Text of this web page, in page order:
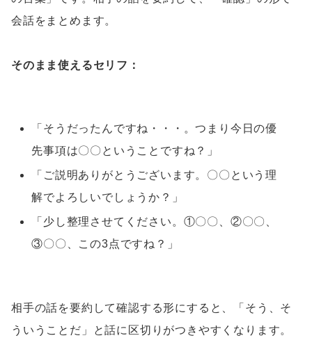
会話をまとめます。
そのまま使えるセリフ：
「そうだったんですね・・・。つまり今日の優
先事項は〇〇ということですね？」
「ご説明ありがとうございます。〇〇という理
解でよろしいでしょうか？」
「少し整理させてください。①〇〇、②〇〇、
③〇〇、この3点ですね？」
相手の話を要約して確認する形にすると、「そう、そ
ういうことだ」と話に区切りがつきやすくなります。